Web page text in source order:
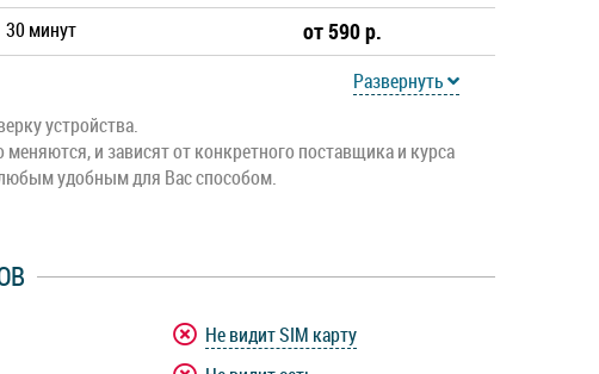
30 минут от 590 р.
Развернуть
устройства.
и зависят от конкретного поставщика и курса
удобным для Вас способом.
Не видит SIM карту